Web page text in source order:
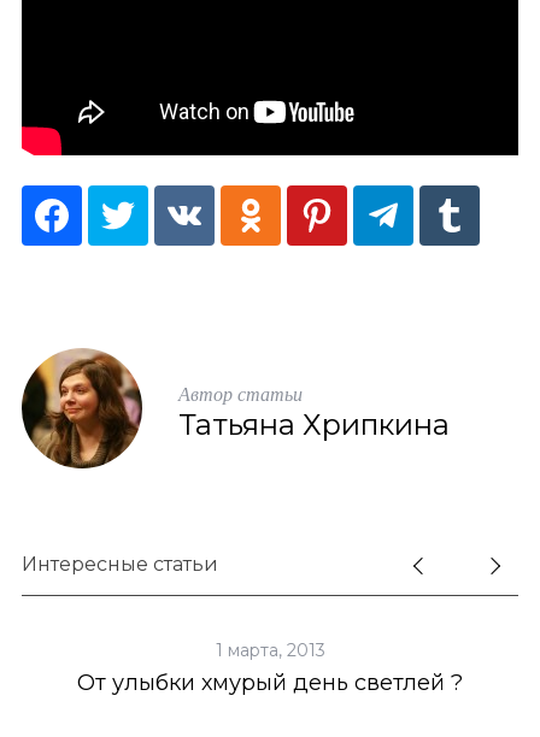
Автор статьи
Татьяна Хрипкина
Интересные статьи
1 марта, 2013
От улыбки хмурый день светлей ?